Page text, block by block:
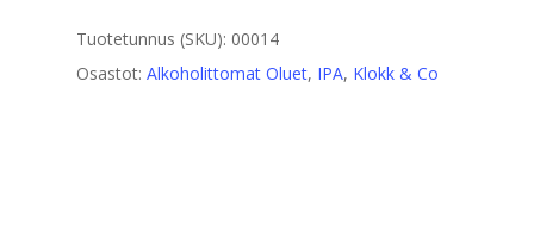
Tuotetunnus (SKU): 00014
Osastot: Alkoholittomat Oluet, IPA, Klokk & Co